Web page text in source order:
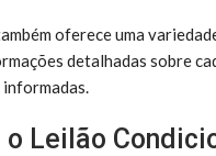
oferece uma
detalhadas sobre
informadas.
o Leilão